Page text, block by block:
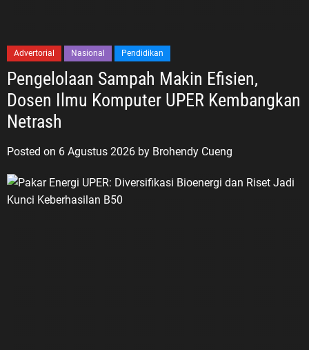
Advertorial Nasional Pendidikan
Pengelolaan Sampah Makin Efisien,
Dosen Ilmu Komputer UPER Kembangkan
Netrash
Posted on 6 Agustus 2026 by Brohendy Cueng